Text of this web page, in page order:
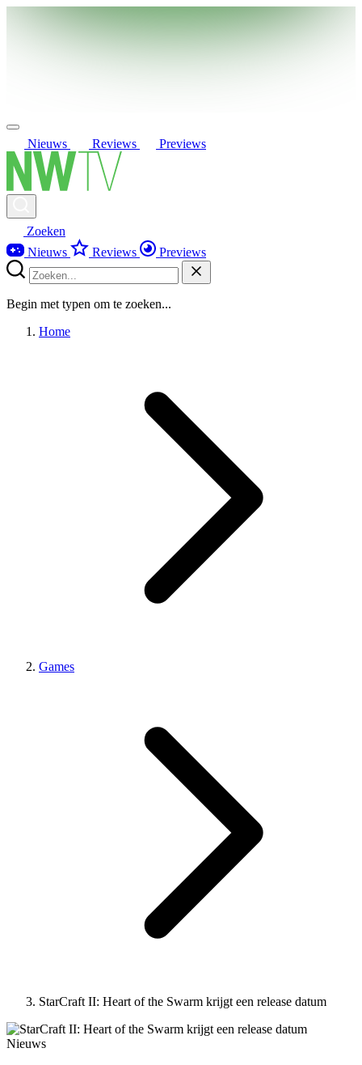
Nieuws Reviews Previews
Zoeken
Nieuws
Reviews Previews
Begin met typen om te zoeken...
Home
Games
StarCraft II: Heart of the Swarm krijgt een release datum
Nieuws